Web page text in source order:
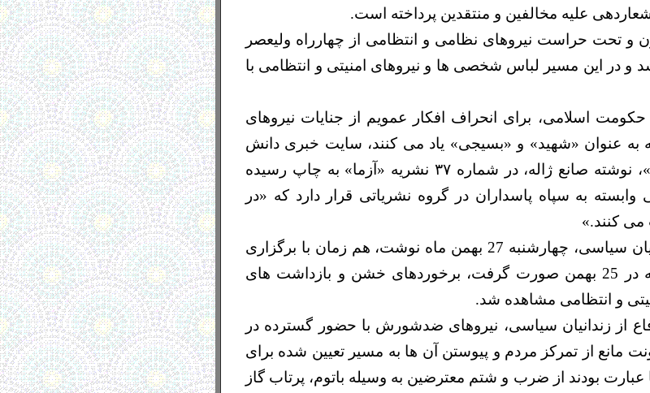
علیه مخالفین و منتقدین پرداخته است.
و تحت حراست نیروهای نظامی و انتظامی از چهارراه ولیعصر
و در این مسیر لباس شخصی ها و نیروهای امنیتی و انتظامی با
اسلامی، برای انحراف افکار عمویم از جنایات نیروهای
به عنوان «شهید» و «بسیجی» یاد می کنند، سایت خبری دانش
جونیوز، داستان کوتاه «اتوبوس»، نوشته صانع ژاله، در شماره ٣۷ نشریه «آزما» به چاپ رسیده
وابسته به سپاه پاسداران در گروه نشریاتی قرار دارد که «در
می کنند.»
کمیته دانش جویی دفاع از زندانیان سیاسی، چهارشنبه 27 بهمن ماه نوشت، هم زمان با برگزاری
تظاهرات اعتراض آمیز مردم که در 25 بهمن صورت گرفت، برخوردهای خشن و بازداشت های
و انتظامی مشاهده شد.
از زندانیان سیاسی، نیروهای ضدشورش با حضور گسترده در
مانع از تمرکز مردم و پیوستن آن ها به مسیر تعیین شده برای
بودند از ضرب و شتم معترضین به وسیله باتوم، پرتاب گاز